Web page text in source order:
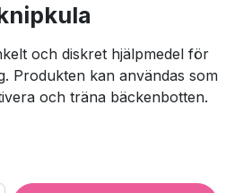
och diskret hjälpmedel för
Produkten kan användas som
och träna bäckenbotten.